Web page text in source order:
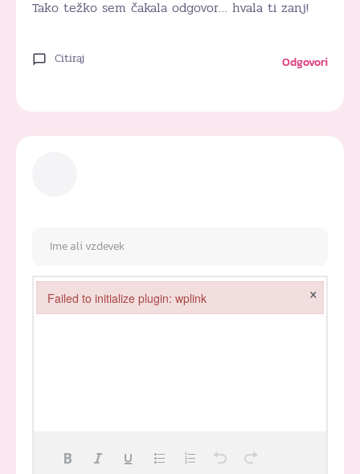
Tako težko sem čakala odgovor… hvala ti zanj!
Citiraj Odgovori
Failed to initialize plugin: wplink ×
Failed to initialize plugin: wplink